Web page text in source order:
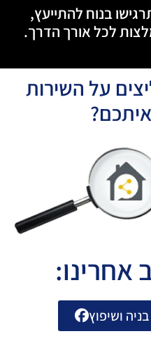
בנוח להתייעץ,
לכל אורך הדרך.
על השירות
אחרינו:
ושיפוץ